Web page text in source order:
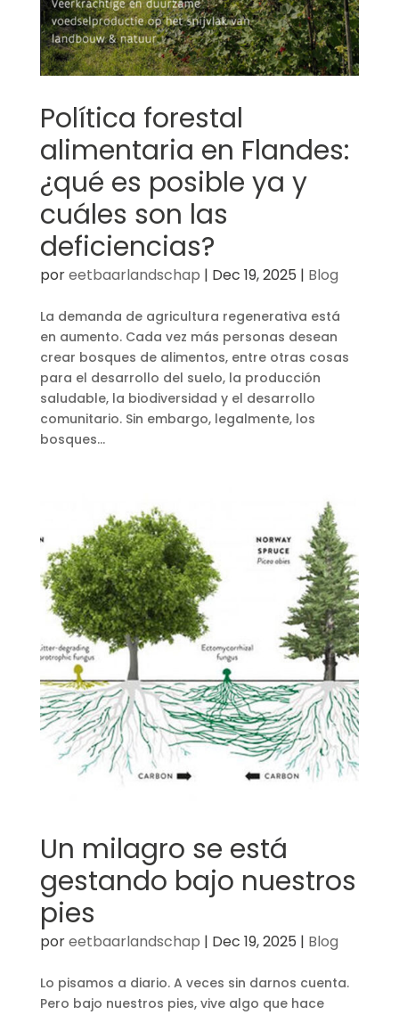
Política forestal
alimentaria en Flandes:
¿qué es posible ya y
cuáles son las
deficiencias?
poreetbaarlandschap | Dec 19, 2025 | Blog
La demanda de agricultura regenerativa está
en aumento. Cada vez más personas desean
crear bosques de alimentos, entre otras cosas
para el desarrollo del suelo, la producción
saludable, la biodiversidad y el desarrollo
comunitario. Sin embargo, legalmente, los
bosques...
Un milagro se está
gestando bajo nuestros
pies
poreetbaarlandschap | Dec 19, 2025 | Blog
Lo pisamos a diario. A veces sin darnos cuenta.
Pero bajo nuestros pies, vive algo que hace